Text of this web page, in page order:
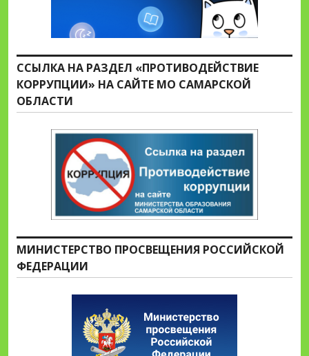
ССЫЛКА НА РАЗДЕЛ «ПРОТИВОДЕЙСТВИЕ
КОРРУПЦИИ» НА САЙТЕ МО САМАРСКОЙ
ОБЛАСТИ
МИНИСТЕРСТВО ПРОСВЕЩЕНИЯ РОССИЙСКОЙ
ФЕДЕРАЦИИ